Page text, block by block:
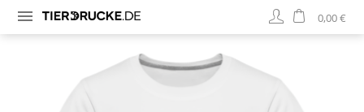
0,00 €